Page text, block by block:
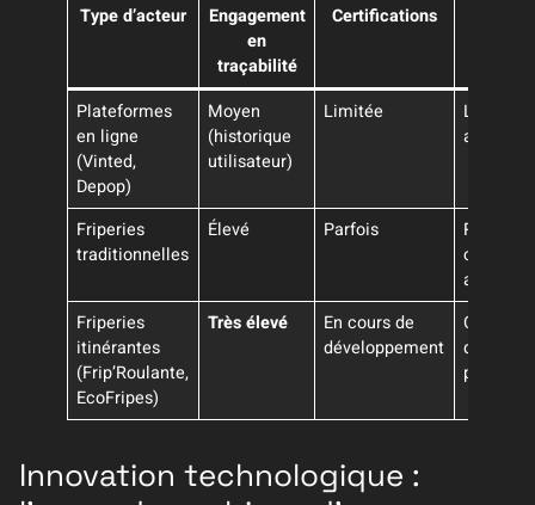
Type d’acteur
Engagement
en
traçabilité
Certifications
Plateformes
en ligne
(Vinted,
Depop)
Moyen
(historique
utilisateur)
Limitée
Large
Friperies
traditionnelles
Élevé Parfois
Relation
client
Friperies
itinérantes
(Frip’Roulante,
EcoFripes)
Très élevé
En cours de
développement
Contact
direct,
Innovation technologique :